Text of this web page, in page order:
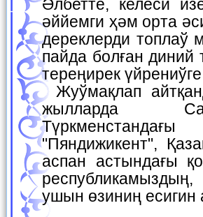
Әлбетте, келеси
әййемги ҳәм орта
дереклерди топлаў
пайда болған диний
тереңирек
Жуўмақлап айтқанда, Миздақхан комплекси жақын
жылларда
"Пяндижикент",
аспан астындағы
ушын өзиниң